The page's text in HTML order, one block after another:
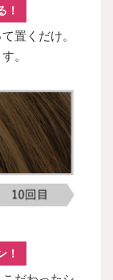
！
置くだけ。
。
！